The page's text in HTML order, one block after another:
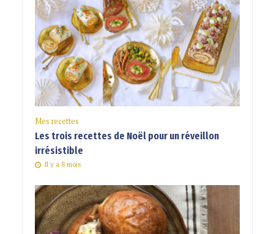
Mes recettes
Les trois recettes de Noël pour un réveillon
irrésistible
Il y a 8 mois